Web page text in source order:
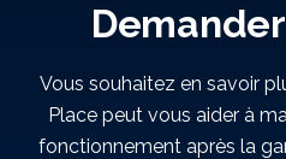
Vous souhaitez en savoir
Place peut vous aider à
fonctionnement après la